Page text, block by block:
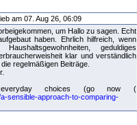
am 07. Aug 26, 06:09
um Hallo zu sagen. Echt
haben. Ehrlich hilfreich, wenn
geduldiges
klar und verständlich
regelmäßigen Beiträge.
choices (go now (
sensible-approach-to-comparing-